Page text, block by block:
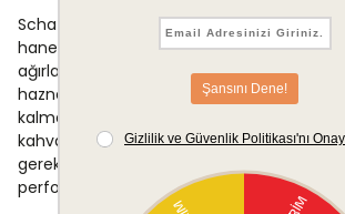
Schafer Teaform Plus, her sabah düzenli
haneler için pratik bir mutfak aleti olarak
ağırlamanın yoğun olduğu ortamlarda 1.7
haznesi kapasitesi sayesinde sık sık su
kalmaz; bu da kesintisiz bir servis imkânı
kahvaltılarında birden fazla kişiye çay
gerektiğinde geniş demlik kapasitesi ve
performansı süreci hızlandırır.